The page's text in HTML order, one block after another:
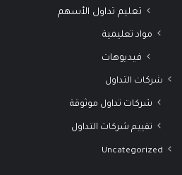
تعليم تداول الأسهم
مواد تعليمية
فيديوهات
شركات التداول
شركات تداول موثوقة
تقييم شركات التداول
Uncategorized